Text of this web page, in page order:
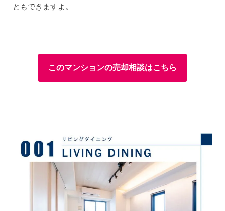
ともできますよ。
このマンションの売却相談はこちら